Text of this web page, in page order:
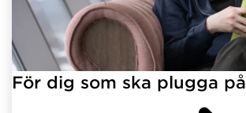
För dig som ska plugga på